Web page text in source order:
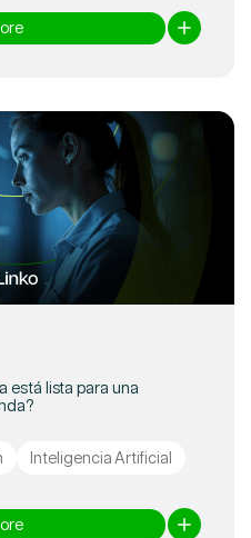
está lista para una
Inteligencia Artificial